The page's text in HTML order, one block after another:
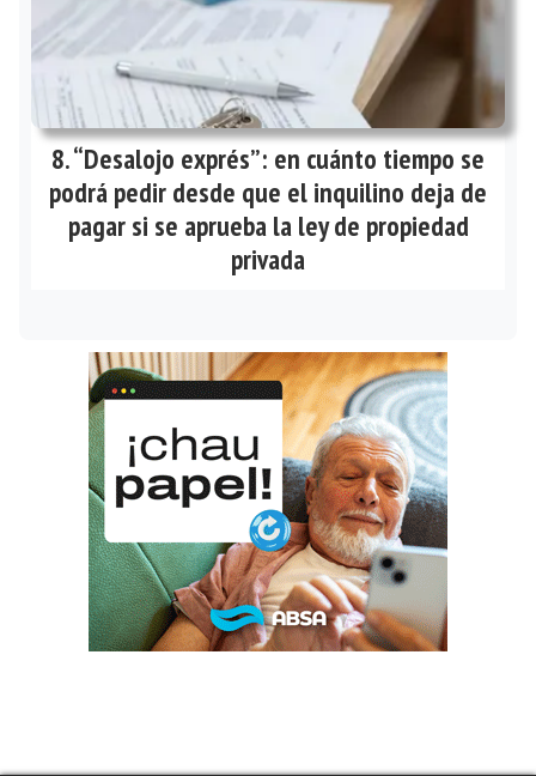
“Desalojo exprés”: en cuánto tiempo se
podrá pedir desde que el inquilino deja de
pagar si se aprueba la ley de propiedad
privada